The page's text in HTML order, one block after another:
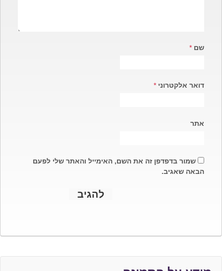
שם *
דואר אלקטרוני *
אתר
שמור בדפדפן זה את השם, האימייל והאתר שלי לפעם
הבאה שאגיב.